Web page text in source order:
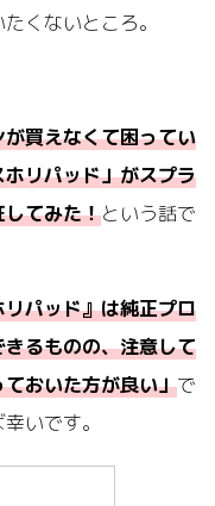
くないところ。
買えなくて困ってい
リパッド」がスプラ
てみた！という話で
パッド』は純正プロ
るものの、注意して
おいた方が良い」で
いです。